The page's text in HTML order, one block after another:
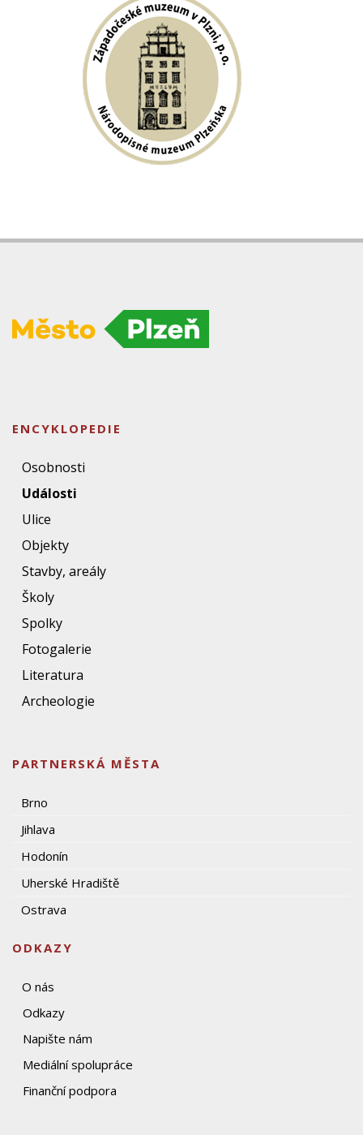
ENCYKLOPEDIE
Osobnosti
Události
Ulice
Objekty
Stavby, areály
Školy
Spolky
Fotogalerie
Literatura
Archeologie
PARTNERSKÁ MĚSTA
Brno
Jihlava
Hodonín
Uherské Hradiště
Ostrava
ODKAZY
O nás
Odkazy
Napište nám
Mediální spolupráce
Finanční podpora